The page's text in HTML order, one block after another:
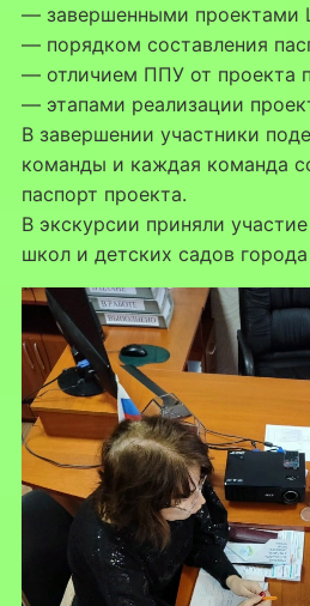
— завершенными проектами
— порядком составления
— отличием ППУ от проекта
— этапами реализации
В завершении участники
команды и каждая команда
паспорт проекта.
В экскурсии приняли
школ и детских садов